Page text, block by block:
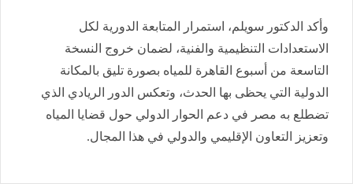
وأكد الدكتور سويلم، استمرار المتابعة الدورية لكل
الاستعدادات التنظيمية والفنية، لضمان خروج النسخة
التاسعة من أسبوع القاهرة للمياه بصورة تليق بالمكانة
الدولية التي يحظى بها الحدث، وتعكس الدور الريادي الذي
تضطلع به مصر في دعم الحوار الدولي حول قضايا المياه
وتعزيز التعاون الإقليمي والدولي في هذا المجال.